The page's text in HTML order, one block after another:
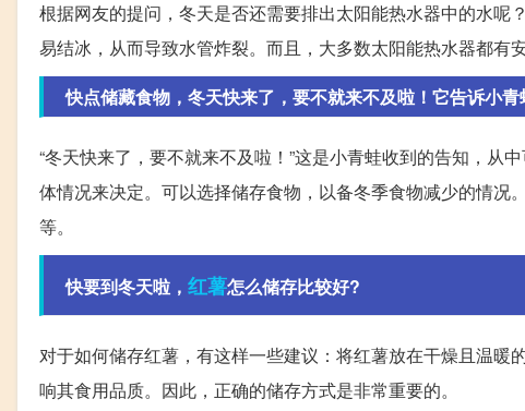
根据网友的提问，冬天是否还需要排出太阳能热水器中的水
易结冰，从而导致水管炸裂。而且，大多数太阳能热水器都有
快点储藏食物，冬天快来了，要不就来不及啦！它告诉小青
“冬天快来了，要不就来不及啦！”这是小青蛙收到的告知，从
体情况来决定。可以选择储存食物，以备冬季食物减少的情
等。
快要到冬天啦， 红薯怎么储存比较好?
对于如何储存红薯，有这样一些建议：将红薯放在干燥且温
响其食用品质。因此，正确的储存方式是非常重要的。